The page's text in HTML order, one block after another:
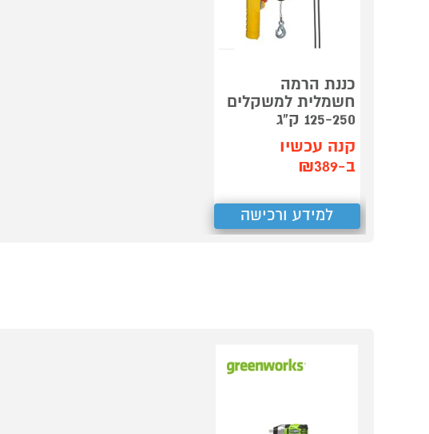
כננת הרמה
חשמלית למשקלים
125-250 ק"ג
קנה עכשיו
ב-₪389
למידע ורכישה